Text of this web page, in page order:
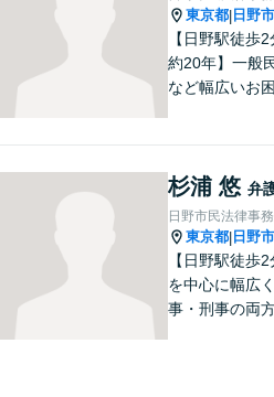
東京都| 日野市
【日野駅徒歩
約20年】一般
など幅広いお
とつの問題に
い、最善の解
す。
杉浦 悠 弁
日野市民法律事
東京都| 日野市
【日野駅徒歩
を中心に幅広
事・刑事の両